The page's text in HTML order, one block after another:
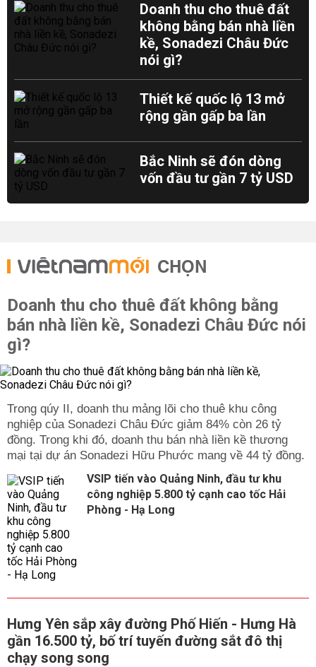
Doanh thu cho thuê đất
không bằng bán nhà liền
kề, Sonadezi Châu Đức
nói gì?
Thiết kế quốc lộ 13 mở
rộng gần gấp ba lần
Bắc Ninh sẽ đón dòng
vốn đầu tư gần 7 tỷ USD
CHỌN
Doanh thu cho thuê đất không bằng
bán nhà liền kề, Sonadezi Châu Đức nói
gì?
Trong qúy II, doanh thu mảng lõi cho thuê khu công
nghiệp của Sonadezi Châu Đức giảm 84% còn 26 tỷ
đồng. Trong khi đó, doanh thu bán nhà liền kề thương
mại tại dự án Sonadezi Hữu Phước mang về 44 tỷ đồng.
VSIP tiến vào Quảng Ninh, đầu tư khu
công nghiệp 5.800 tỷ cạnh cao tốc Hải
Phòng - Hạ Long
Hưng Yên sắp xây đường Phố Hiến - Hưng Hà
gần 16.500 tỷ, bố trí tuyến đường sắt đô thị
chạy song song